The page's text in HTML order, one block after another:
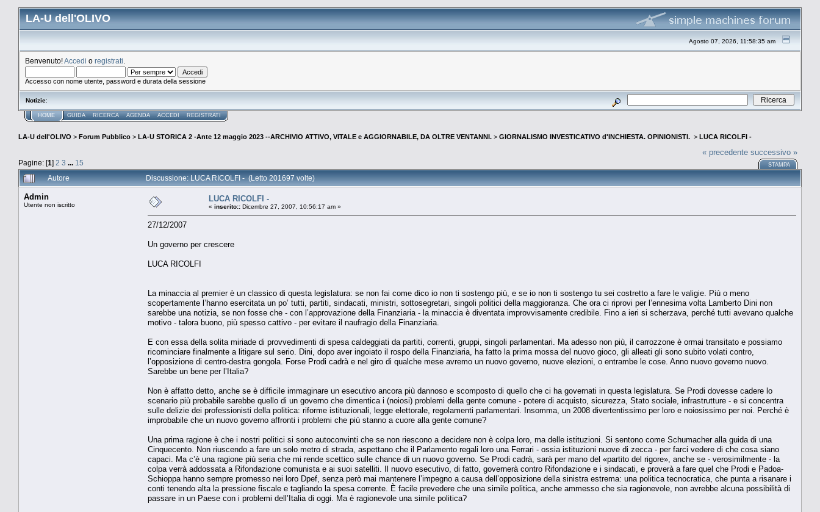
LA-U dell'OLIVO
Agosto 07, 2026, 11:58:35 am
Benvenuto!Accedi o registrati
Accesso con nome utente, password e durata della sessione
Notizie:
HOME GUIDA RICERCA AGENDA ACCEDI REGISTRATI
LA-U dell'OLIVO > Forum Pubblico > LA-U STORICA 2 -Ante 12 maggio 2023 --ARCHIVIO ATTIVO, VITALE e AGGIORNABILE, DA OLTRE VENTANNI. > GIORNALISMO INVESTICATIVO d'INCHIESTA. OPINIONISTI. > LUCA RICOLFI -
Pagine: [1] 2 3 ... 15
« precedente successivo »
STAMPA
Autore Discussione: LUCA RICOLFI - (Letto 201697 volte)
Admin
Utente non iscritto
LUCA RICOLFI -
« inserito:: Dicembre 27, 2007, 10:56:17 am »
27/12/2007
Un governo per crescere
LUCA RICOLFI
La minaccia al premier è un classico di questa legislatura: se non fai come dico io non ti sostengo più, e se io non ti sostengo tu sei costretto a fare le valigie. Più o meno
scopertamente l’hanno esercitata un po’ tutti, partiti, sindacati, ministri, sottosegretari, singoli politici della maggioranza. Che ora ci riprovi per l’ennesima volta Lamberto Dini non
sarebbe una notizia, se non fosse che - con l’approvazione della Finanziaria - la minaccia è diventata improvvisamente credibile. Fino a ieri si scherzava, perché tutti avevano qualche
motivo - talora buono, più spesso cattivo - per evitare il naufragio della Finanziaria.
E con essa della solita miriade di provvedimenti di spesa caldeggiati da partiti, correnti, gruppi, singoli parlamentari. Ma adesso non più, il carrozzone è ormai transitato e possiamo
ricominciare finalmente a litigare sul serio. Dini, dopo aver ingoiato il rospo della Finanziaria, ha fatto la prima mossa del nuovo gioco, gli alleati gli sono subito volati contro,
l’opposizione di centro-destra gongola. Forse Prodi cadrà e nel giro di qualche mese avremo un nuovo governo, nuove elezioni, o entrambe le cose. Anno nuovo governo nuovo.
Sarebbe un bene per l’Italia?
Non è affatto detto, anche se è difficile immaginare un esecutivo ancora più dannoso e scomposto di quello che ci ha governati in questa legislatura. Se Prodi dovesse cadere lo
scenario più probabile sarebbe quello di un governo che dimentica i (noiosi) problemi della gente comune - potere di acquisto, sicurezza, Stato sociale, infrastrutture - e si concentra
sulle delizie dei professionisti della politica: riforme istituzionali, legge elettorale, regolamenti parlamentari. Insomma, un 2008 divertentissimo per loro e noiosissimo per noi. Perché è
improbabile che un nuovo governo affronti i problemi che più stanno a cuore alla gente comune?
Una prima ragione è che i nostri politici si sono autoconvinti che se non riescono a decidere non è colpa loro, ma delle istituzioni. Si sentono come Schumacher alla guida di una
Cinquecento. Non riuscendo a fare un solo metro di strada, aspettano che il Parlamento regali loro una Ferrari - ossia istituzioni nuove di zecca - per farci vedere di che cosa siano
capaci. Ma c’è una ragione più seria che mi rende scettico sulle chance di un nuovo governo. Se Prodi cadrà, sarà per mano del «partito del rigore», anche se - verosimilmente - la
colpa verrà addossata a Rifondazione comunista e ai suoi satelliti. Il nuovo esecutivo, di fatto, governerà contro Rifondazione e i sindacati, e proverà a fare quel che Prodi e Padoa-
Schioppa hanno sempre promesso nei loro Dpef, senza però mai mantenere l’impegno a causa dell’opposizione della sinistra estrema: una politica tecnocratica, che punta a risanare i
conti tenendo alta la pressione fiscale e tagliando la spesa corrente. È facile prevedere che una simile politica, anche ammesso che sia ragionevole, non avrebbe alcuna possibilità di
passare in un Paese con i problemi dell’Italia di oggi. Ma è ragionevole una simile politica?